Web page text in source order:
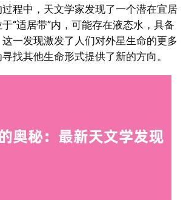
程中，天文学家发现了一个潜在宜居
“适居带”内，可能存在液态水，具备
一发现激发了人们对外星生命的更多
找其他生命形式提供了新的方向。